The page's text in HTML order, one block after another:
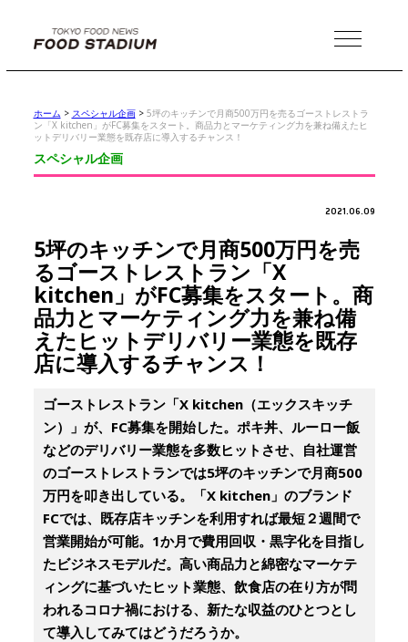
MENU
ホーム > スペシャル企画> 5坪のキッチンで月商500万円を売るゴーストレストラ
ン「X kitchen」がFC募集をスタート。商品力とマーケティング力を兼ね備えたヒ
ットデリバリー業態を既存店に導入するチャンス！
スペシャル企画
2021.06.09
5坪のキッチンで月商500万円を売
るゴーストレストラン「X
kitchen」がFC募集をスタート。商
品力とマーケティング力を兼ね備
えたヒットデリバリー業態を既存
店に導入するチャンス！
ゴーストレストラン「X kitchen（エックスキッチ
ン）」が、FC募集を開始した。ポキ丼、ルーロー飯
などのデリバリー業態を多数ヒットさせ、自社運営
のゴーストレストランでは5坪のキッチンで月商500
万円を叩き出している。「X kitchen」のブランド
FCでは、既存店キッチンを利用すれば最短２週間で
営業開始が可能。1か月で費用回収・黒字化を目指し
たビジネスモデルだ。高い商品力と綿密なマーケテ
ィングに基づいたヒット業態、飲食店の在り方が問
われるコロナ禍における、新たな収益のひとつとし
て導入してみてはどうだろうか。